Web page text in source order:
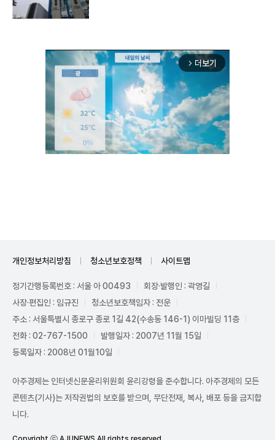
arrow_forward_ios 더보기
개인정보처리방침 청소년보호정책 사이트맵
정기간행등록번호 : 서울 아 00493
회장·발행인 : 곽영길
사장·편집인 : 임규진
청소년보호책임자 : 전운
주소 : 서울특별시 종로구 종로 1길 42(수송동 146-1) 이마빌딩 11층
전화 : 02-767-1500
발행일자 : 2007년 11월 15일
등록일자 : 2008년 01월10일
아주경제는 인터넷신문윤리위원회 윤리강령을 준수합니다. 아주경제의 모든
콘텐츠(기사)는 저작권법의 보호를 받으며, 무단전재, 복사, 배포 등을 금지합
니다.